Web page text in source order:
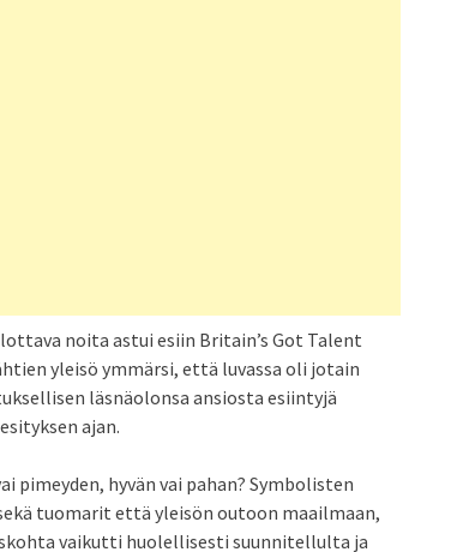
noita astui esiin Britain’s Got Talent
yleisö ymmärsi, että luvassa oli jotain
läsnäolonsa ansiosta esiintyjä
ajan.
pimeyden, hyvän vai pahan? Symbolisten
tuomarit että yleisön outoon maailmaan,
vaikutti huolellisesti suunnitellulta ja